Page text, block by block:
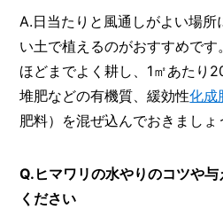
A.日当たりと風通しがよい場所
い土で植えるのがおすすめで
ほどまでよく耕し、1㎡あたり
堆肥などの有機質、緩効性化成
肥料）を混ぜ込んでおきましょ
Q.ヒマワリの水やりのコツや
ください